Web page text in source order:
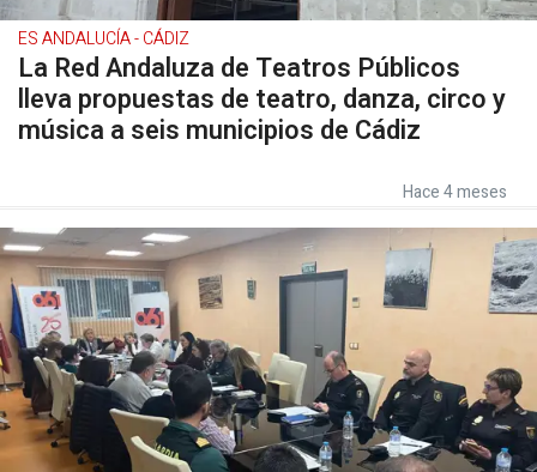
ES ANDALUCÍA - CÁDIZ
La Red Andaluza de Teatros Públicos
lleva propuestas de teatro, danza, circo y
música a seis municipios de Cádiz
Hace 4 meses